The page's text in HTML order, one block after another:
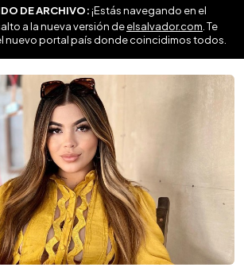
DE ARCHIVO:¡Estás navegando en el
a la nueva versión deelsalvador.com . Te
nuevo portal país donde coincidimos todos.